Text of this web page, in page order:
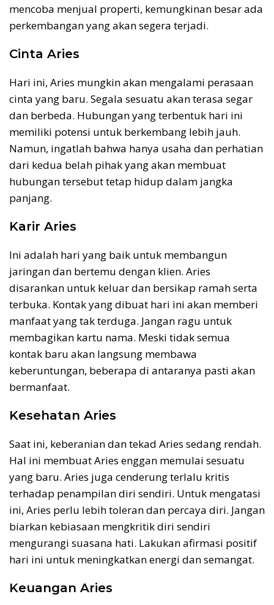
mencoba menjual properti, kemungkinan besar ada
perkembangan yang akan segera terjadi.
Cinta Aries
Hari ini, Aries mungkin akan mengalami perasaan
cinta yang baru. Segala sesuatu akan terasa segar
dan berbeda. Hubungan yang terbentuk hari ini
memiliki potensi untuk berkembang lebih jauh.
Namun, ingatlah bahwa hanya usaha dan perhatian
dari kedua belah pihak yang akan membuat
hubungan tersebut tetap hidup dalam jangka
panjang.
Karir Aries
Ini adalah hari yang baik untuk membangun
jaringan dan bertemu dengan klien. Aries
disarankan untuk keluar dan bersikap ramah serta
terbuka. Kontak yang dibuat hari ini akan memberi
manfaat yang tak terduga. Jangan ragu untuk
membagikan kartu nama. Meski tidak semua
kontak baru akan langsung membawa
keberuntungan, beberapa di antaranya pasti akan
bermanfaat.
Kesehatan Aries
Saat ini, keberanian dan tekad Aries sedang rendah.
Hal ini membuat Aries enggan memulai sesuatu
yang baru. Aries juga cenderung terlalu kritis
terhadap penampilan diri sendiri. Untuk mengatasi
ini, Aries perlu lebih toleran dan percaya diri. Jangan
biarkan kebiasaan mengkritik diri sendiri
mengurangi suasana hati. Lakukan afirmasi positif
hari ini untuk meningkatkan energi dan semangat.
Keuangan Aries